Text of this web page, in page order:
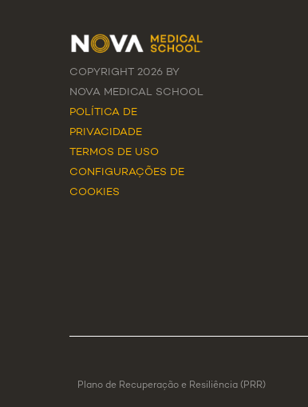
COPYRIGHT 2026 BY
NOVA MEDICAL SCHOOL
POLÍTICA DE
PRIVACIDADE
TERMOS DE USO
CONFIGURAÇÕES DE
COOKIES
Plano de Recuperação e Resiliência (PRR)